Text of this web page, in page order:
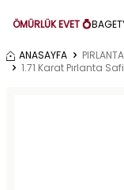
ÖMÜRLÜK EVET 💍BAGET
ANASAYFA PIRLANTA
1.71 Karat Pırlanta